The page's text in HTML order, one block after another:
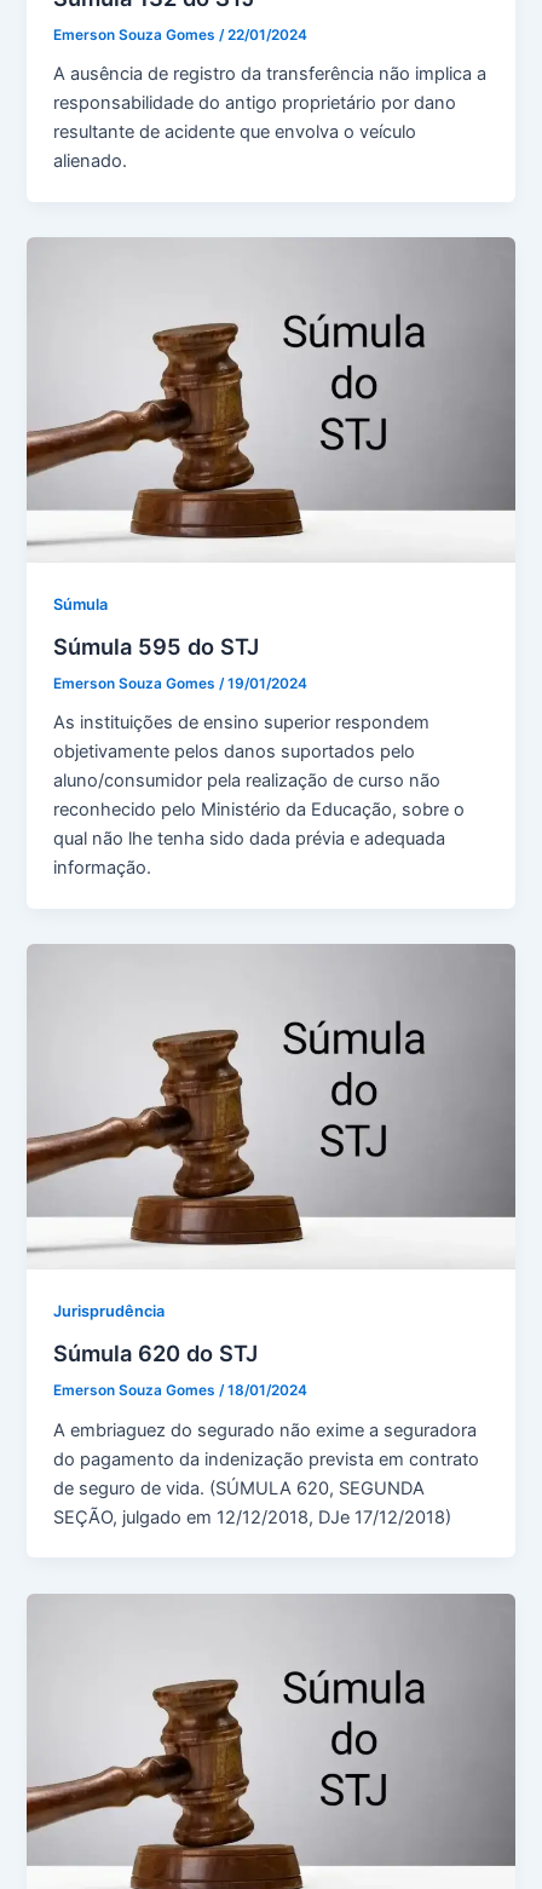
Emerson Souza Gomes /22/01/2024
A ausência de registro da transferência não implica a
responsabilidade do antigo proprietário por dano
resultante de acidente que envolva o veículo
alienado.
Súmula
Súmula 595 do STJ
Emerson Souza Gomes /19/01/2024
As instituições de ensino superior respondem
objetivamente pelos danos suportados pelo
aluno/consumidor pela realização de curso não
reconhecido pelo Ministério da Educação, sobre o
qual não lhe tenha sido dada prévia e adequada
informação.
Jurisprudência
Súmula 620 do STJ
Emerson Souza Gomes /18/01/2024
A embriaguez do segurado não exime a seguradora
do pagamento da indenização prevista em contrato
de seguro de vida. (SÚMULA 620, SEGUNDA
SEÇÃO, julgado em 12/12/2018, DJe 17/12/2018)